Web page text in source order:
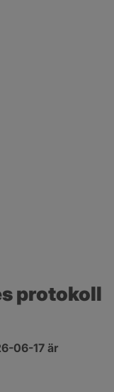
protokoll
06-17 är